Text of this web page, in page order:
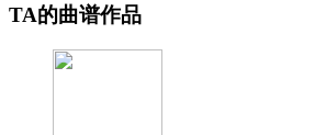
TA的曲谱作品